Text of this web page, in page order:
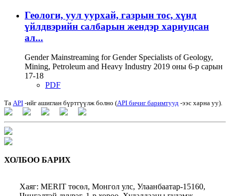
Геологи, уул уурхай, газрын тос, хүнд
үйлдвэрийн салбарын жендэр хариуцсан
ал...
Gender Mainstreaming for Gender Specialists of Geology,
Mining, Petroleum and Heavy Industry 2019 оны 6-р сарын
17-18
PDF
Та API -ийг ашиглан бүртгүүлж болно (API бичиг баримтууд -ээс харна уу).
ХОЛБОО БАРИХ
Хаяг: MERIT төсөл, Монгол улс, Улаанбаатар-15160,